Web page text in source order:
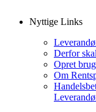
Nyttige Links
Derfor
Opret
Om